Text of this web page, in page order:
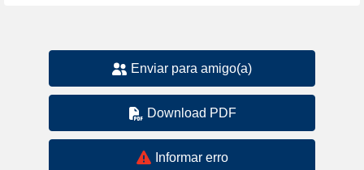
Enviar para amigo(a)
Download PDF
Informar erro